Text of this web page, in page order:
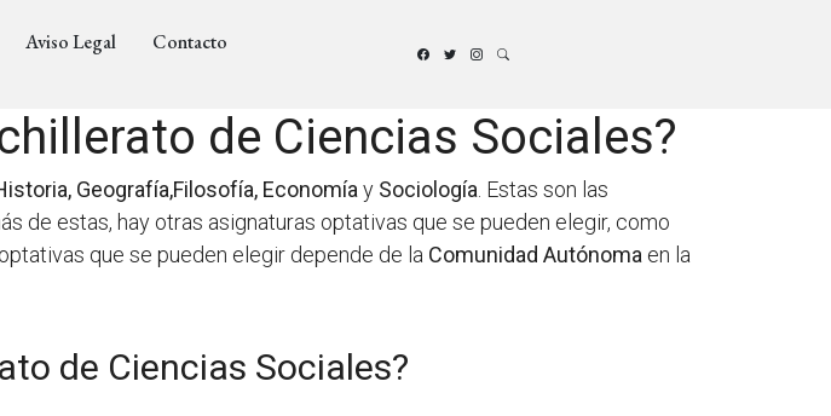
Aviso Legal Contacto
de Ciencias Sociales?
Geografía,Filosofía, Economía y Sociología . Estas son las
de estas, hay otras asignaturas optativas que se pueden elegir, como
que se pueden elegir depende de la Comunidad Autónoma en la
de Ciencias Sociales?